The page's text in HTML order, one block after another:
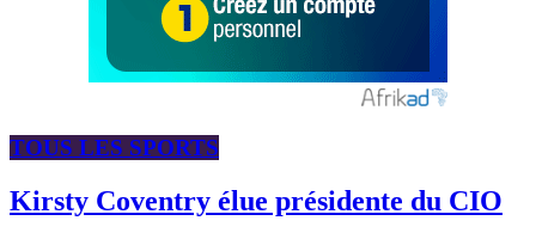
TOUS LES SPORTS
Kirsty Coventry élue présidente du CIO